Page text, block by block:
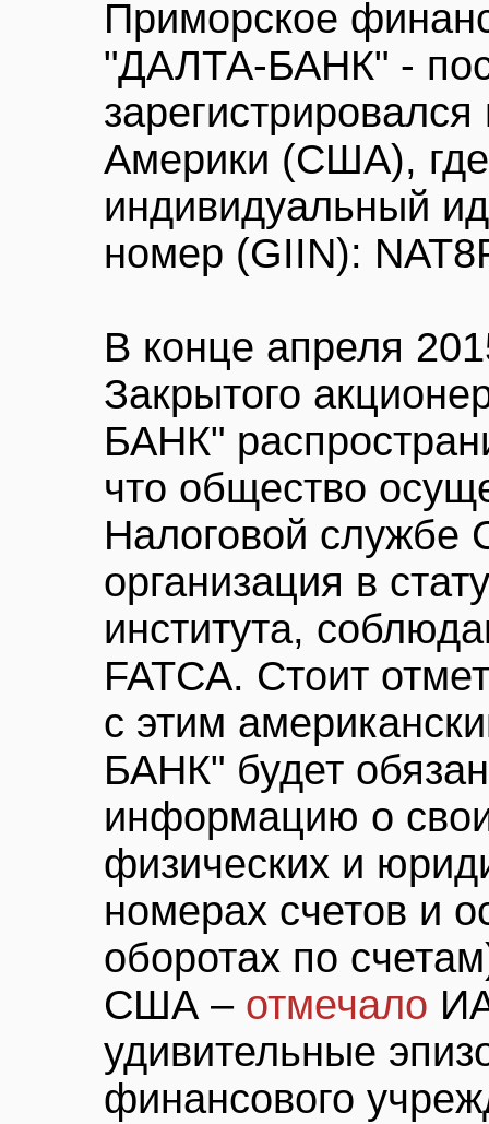
Приморское
"ДАЛТА-БАНК" -
Америки (США), где
индивидуальный
номер (GIIN):
В конце апреля
Закрытого
БАНК"
что общество
Налоговой службе
организация в
института,
FATCA. Стоит
с этим
БАНК" будет
информацию о
физических и
номерах счетов и
оборотах по
США – отмечало
удивительные
финансового